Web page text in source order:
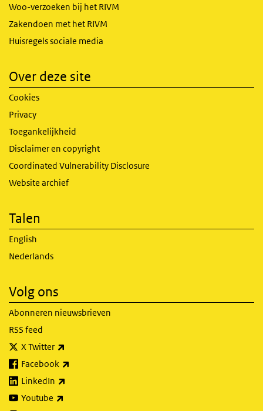
Woo-verzoeken bij het RIVM
Zakendoen met het RIVM
Huisregels sociale media
Over deze site
Cookies
Privacy
Toegankelijkheid
Disclaimer en copyright
Coordinated Vulnerability Disclosure
Website archief
Talen
English
Nederlands
Volg ons
Abonneren nieuwsbrieven
RSS feed
X Twitter
Facebook
LinkedIn
Youtube